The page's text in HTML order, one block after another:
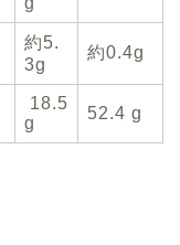
約5.
3g
約0.4g
18.5
g
52.4 g